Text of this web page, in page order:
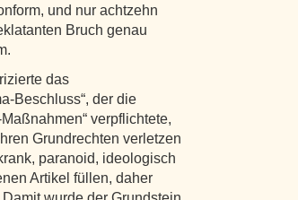
und nur achtzehn
Bruch genau
das
Beschluss“, der die
verpflichtete,
Grundrechten verletzen
paranoid, ideologisch
Artikel füllen, daher